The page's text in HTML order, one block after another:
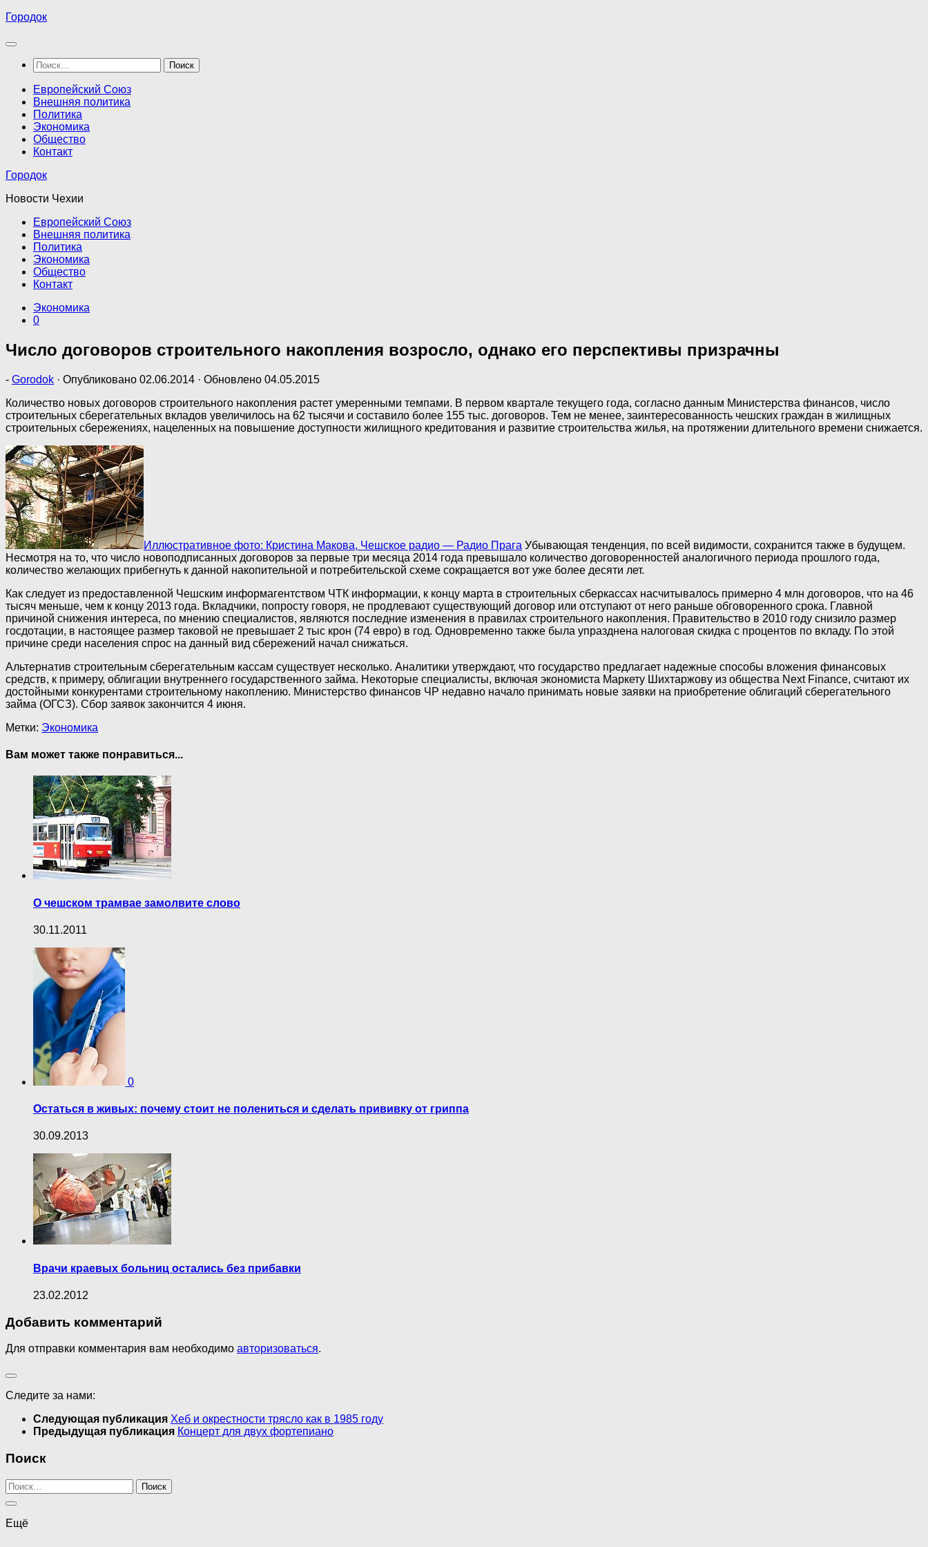
Перейти
содержимому
Городок
Найти:
Европейский Союз
Внешняя политика
Политика
Экономика
Общество
Контакт
Городок
Новости Чехии
Европейский Союз
Внешняя политика
Политика
Экономика
Общество
Контакт
Экономика
0
Число договоров строительного накопления возросло, однако его перспективы призрачны
- Gorodok · Опубликовано 02.06.2014 · Обновлено 04.05.2015
Количество новых договоров строительного накопления растет умеренными темпами. В первом квартале текущего года, согласно данным Министерства финансов, число
строительных сберегательных вкладов увеличилось на 62 тысячи и составило более 155 тыс. договоров. Тем не менее, заинтересованность чешских граждан в жилищных
строительных сбережениях, нацеленных на повышение доступности жилищного кредитования и развитие строительства жилья, на протяжении длительного времени снижается.
Иллюстративное фото: Кристина Макова, Чешское радио — Радио Прага Убывающая тенденция, по всей видимости, сохранится также в будущем.
Несмотря на то, что число новоподписанных договоров за первые три месяца 2014 года превышало количество договоренностей аналогичного периода прошлого года,
количество желающих прибегнуть к данной накопительной и потребительской схеме сокращается вот уже более десяти лет.
Как следует из предоставленной Чешским информагентством ЧТК информации, к концу марта в строительных сберкассах насчитывалось примерно 4 млн договоров, что на 46
тысяч меньше, чем к концу 2013 года. Вкладчики, попросту говоря, не продлевают существующий договор или отступают от него раньше обговоренного срока. Главной
причиной снижения интереса, по мнению специалистов, являются последние изменения в правилах строительного накопления. Правительство в 2010 году снизило размер
госдотации, в настоящее размер таковой не превышает 2 тыс крон (74 евро) в год. Одновременно также была упразднена налоговая скидка с процентов по вкладу. По этой
причине среди населения спрос на данный вид сбережений начал снижаться.
Альтернатив строительным сберегательным кассам существует несколько. Аналитики утверждают, что государство предлагает надежные способы вложения финансовых
средств, к примеру, облигации внутреннего государственного займа. Некоторые специалисты, включая экономиста Маркету Шихтаржову из общества Next Finance, считают их
достойными конкурентами строительному накоплению. Министерство финансов ЧР недавно начало принимать новые заявки на приобретение облигаций сберегательного
займа (ОГСЗ). Сбор заявок закончится 4 июня.
Метки: Экономика
Вам может также понравиться...
О чешском трамвае замолвите слово
30.11.2011
0
Остаться в живых: почему стоит не полениться и сделать прививку от гриппа
30.09.2013
Врачи краевых больниц остались без прибавки
23.02.2012
Добавить комментарий
Для отправки комментария вам необходимо авторизоваться.
Следите за нами:
Следующая публикация Хеб и окрестности трясло как в 1985 году
Предыдущая публикация Концерт для двух фортепиано
Поиск
Найти:
Ещё